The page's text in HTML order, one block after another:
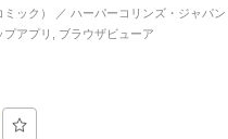
ック） ／ ハーパーコリンズ・ジャパ
プアプリ, ブラウザビューア